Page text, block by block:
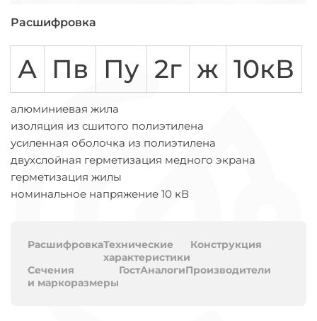
Расшифровка
А Пв Пу 2г ж 10кВ
алюминиевая жила
изоляция из сшитого полиэтилена
усиленная оболочка из полиэтилена
двухслойная герметизация медного экрана
герметизация жилы
номинальное напряжение 10 кВ
РасшифровкаТехнические
характеристики
Конструкция
Сечения
и маркоразмеры
ГостАналогиПроизводители